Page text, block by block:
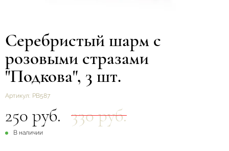
Серебристый шарм с
розовыми стразами
"Подкова", 3 шт.
Артикул: РВ587
250 руб. 330 руб.
В наличии